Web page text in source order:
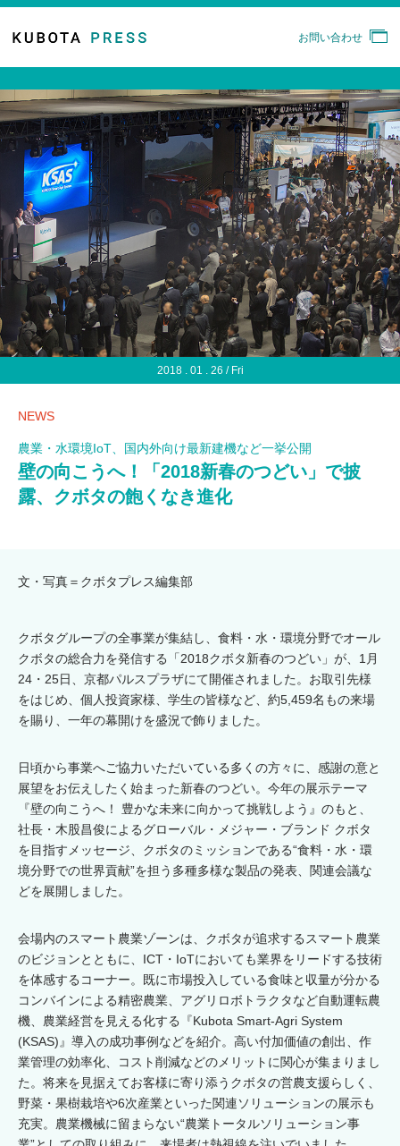
お問い合わせ
NEWS
農業・水環境IoT、国内外向け最新建機など一挙公開
壁の向こうへ！「2018新春のつどい」で披
露、クボタの飽くなき進化
2018 . 01 . 26 / Fri
文・写真＝クボタプレス編集部
クボタグループの全事業が集結し、食料・水・環境分野でオール
クボタの総合力を発信する「2018クボタ新春のつどい」が、1月
24・25日、京都パルスプラザにて開催されました。お取引先様
をはじめ、個人投資家様、学生の皆様など、約5,459名もの来場
を賜り、一年の幕開けを盛況で飾りました。
日頃から事業へご協力いただいている多くの方々に、感謝の意と
展望をお伝えしたく始まった新春のつどい。今年の展示テーマ
『壁の向こうへ！ 豊かな未来に向かって挑戦しよう』のもと、
社長・木股昌俊によるグローバル・メジャー・ブランド クボタ
を目指すメッセージ、クボタのミッションである“食料・水・環
境分野での世界貢献”を担う多種多様な製品の発表、関連会議な
どを展開しました。
会場内のスマート農業ゾーンは、クボタが追求するスマート農業
のビジョンとともに、ICT・IoTにおいても業界をリードする技術
を体感するコーナー。既に市場投入している食味と収量が分かる
コンバインによる精密農業、アグリロボトラクタなど自動運転農
機、農業経営を見える化する『Kubota Smart-Agri System
(KSAS)』導入の成功事例などを紹介。高い付加価値の創出、作
業管理の効率化、コスト削減などのメリットに関心が集まりまし
た。将来を見据えてお客様に寄り添うクボタの営農支援らしく、
野菜・果樹栽培や6次産業といった関連ソリューションの展示も
充実。農業機械に留まらない“農業トータルソリューション事